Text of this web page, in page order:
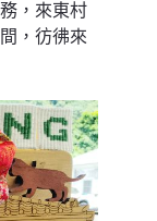
，來東村
，彷彿來